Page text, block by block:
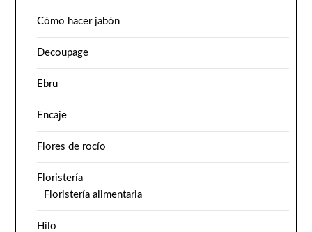
Cómo hacer jabón
Decoupage
Ebru
Encaje
Flores de rocío
Floristería
Floristería alimentaria
Hilo